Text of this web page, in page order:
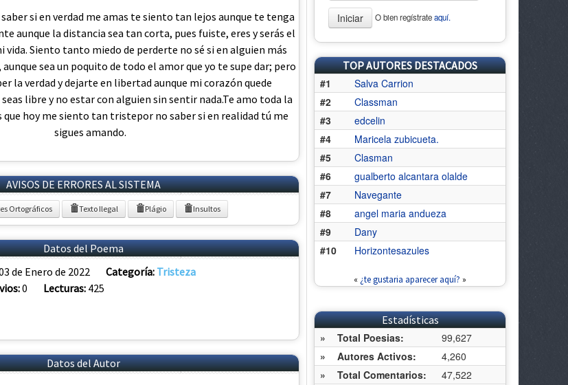
si en verdad me amas te siento tan lejos aunque te tenga
aunque la distancia sea tan corta, pues fuiste, eres y serás el
vida. Siento tanto miedo de perderte no sé si en alguien más
sea un poquito de todo el amor que yo te supe dar; pero
la verdad y dejarte en libertad aunque mi corazón quede
libre y no estar con alguien sin sentir nada.Te amo toda la
que hoy me siento tan tristepor no saber si en realidad tú me
sigues amando.
AVISOS DE ERRORES AL SISTEMA
Ortográficos Texto Ilegal Plágio Insultos
Datos del Poema
de Enero de 2022 Categoría: Tristeza
0 Lecturas: 425
Datos del Autor
Iniciar O bien regístrateaquí.
TOP AUTORES DESTACADOS
#1
Salva Carrion
#2
Classman
#3
edcelin
#4
Maricela zubicueta.
#5
Clasman
#6
gualberto alcantara olalde
#7
Navegante
#8
angel maria andueza
#9
Dany
#10
Horizontesazules
« ¿te gustaria aparecer aquí? »
Estadísticas
»
Total Poesias:
99,627
»
Autores Activos:
4,260
»
Total Comentarios:
47,522